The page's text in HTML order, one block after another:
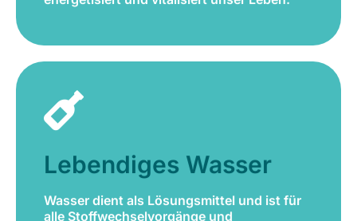
Lebendiges Wasser
Wasser dient als Lösungsmittel und ist für
alle Stoffwechselvorgänge und
alle Stoffwechselvorgänge und
Transportwege in unserem Körper